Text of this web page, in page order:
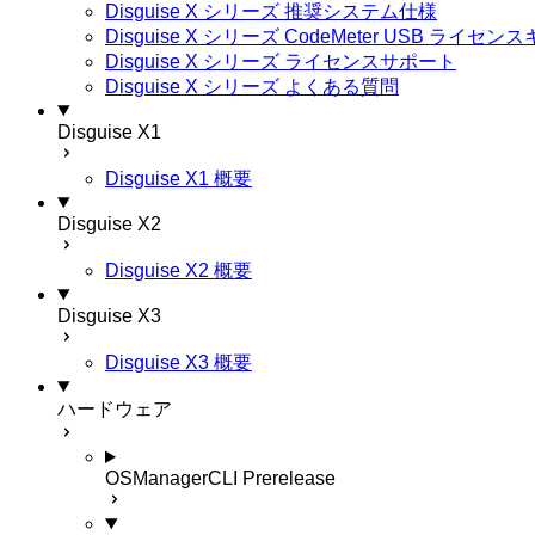
Disguise X シリーズ 推奨システム仕様
Disguise X シリーズ CodeMeter USB ライセンス
Disguise X シリーズ ライセンスサポート
Disguise X シリーズ よくある質問
Disguise X1
Disguise X1 概要
Disguise X2
Disguise X2 概要
Disguise X3
Disguise X3 概要
ハードウェア
OSManagerCLI Prerelease